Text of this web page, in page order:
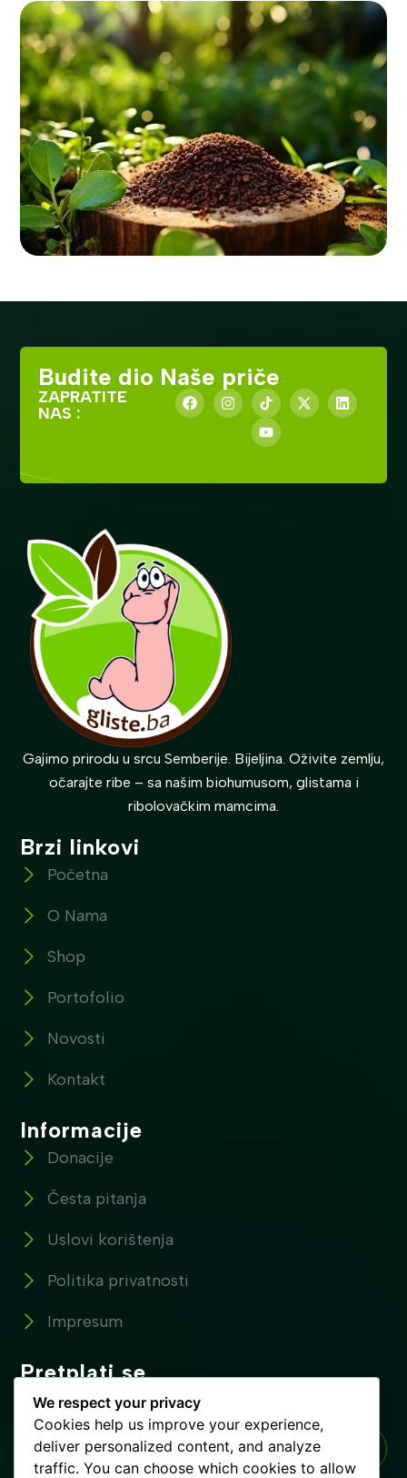
Budite dio Naše priče
ZAPRATITE
NAS :
Gajimo prirodu u srcu Semberije. Bijeljina. Oživite zemlju,
očarajte ribe – sa našim biohumusom, glistama i
ribolovačkim mamcima.
Brzi linkovi
Početna
O Nama
Shop
Portofolio
Novosti
Kontakt
Informacije
Donacije
Česta pitanja
Uslovi korištenja
Politika privatnosti
Impresum
Pretplati se
Pretplatite se na naše novosti !
We respect your privacy
Cookies help us improve your experience,
deliver personalized content, and analyze
traffic. You can choose which cookies to allow